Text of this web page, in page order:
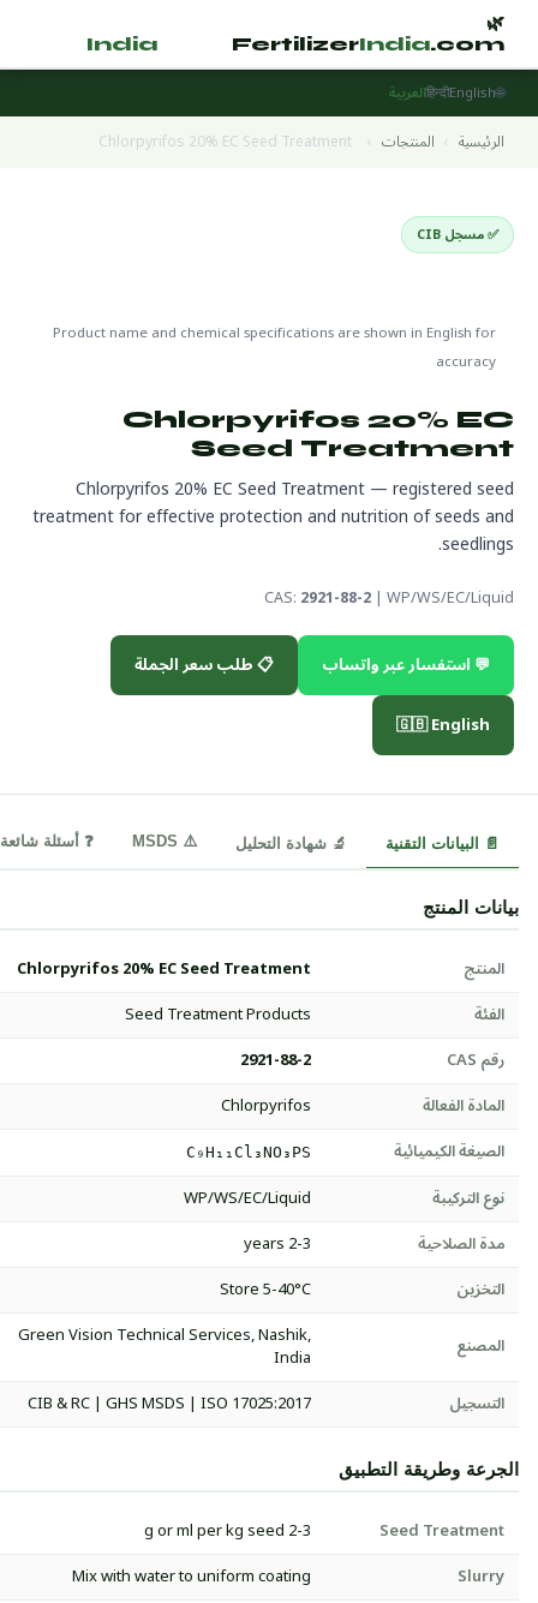
🌿
FertilizerIndia.com
India
🌐
English
हिन्दीالعربية
الرئيسية › المنتجات ›
Chlorpyrifos 20% EC Seed Treatment
✅ مسجل CIB
Product name and chemical specifications are shown in English for
accuracy
Chlorpyrifos 20% EC
Seed Treatment
Chlorpyrifos 20% EC Seed Treatment — registered seed
treatment for effective protection and nutrition of seeds and
seedlings.
CAS:2921-88-2 | WP/WS/EC/Liquid
💬 استفسار عبر واتساب
📋 طلب سعر الجملة
🇬🇧 English
📄 البيانات التقنية 🔬 شهادة التحليل ⚠️ MSDS ❓ أسئلة شائعة
بيانات المنتج
المنتج
Chlorpyrifos 20% EC Seed Treatment
الفئة
Seed Treatment Products
رقم CAS
2921-88-2
المادة الفعالة
Chlorpyrifos
الصيغة الكيميائية
C₉H₁₁Cl₃NO₃PS
نوع التركيبة
WP/WS/EC/Liquid
مدة الصلاحية
2-3 years
التخزين
Store 5-40°C
المصنع
Green Vision Technical Services, Nashik,
India
التسجيل
CIB & RC | GHS MSDS | ISO 17025:2017
الجرعة وطريقة التطبيق
Seed Treatment
2-3 g or ml per kg seed
Slurry
Mix with water to uniform coating